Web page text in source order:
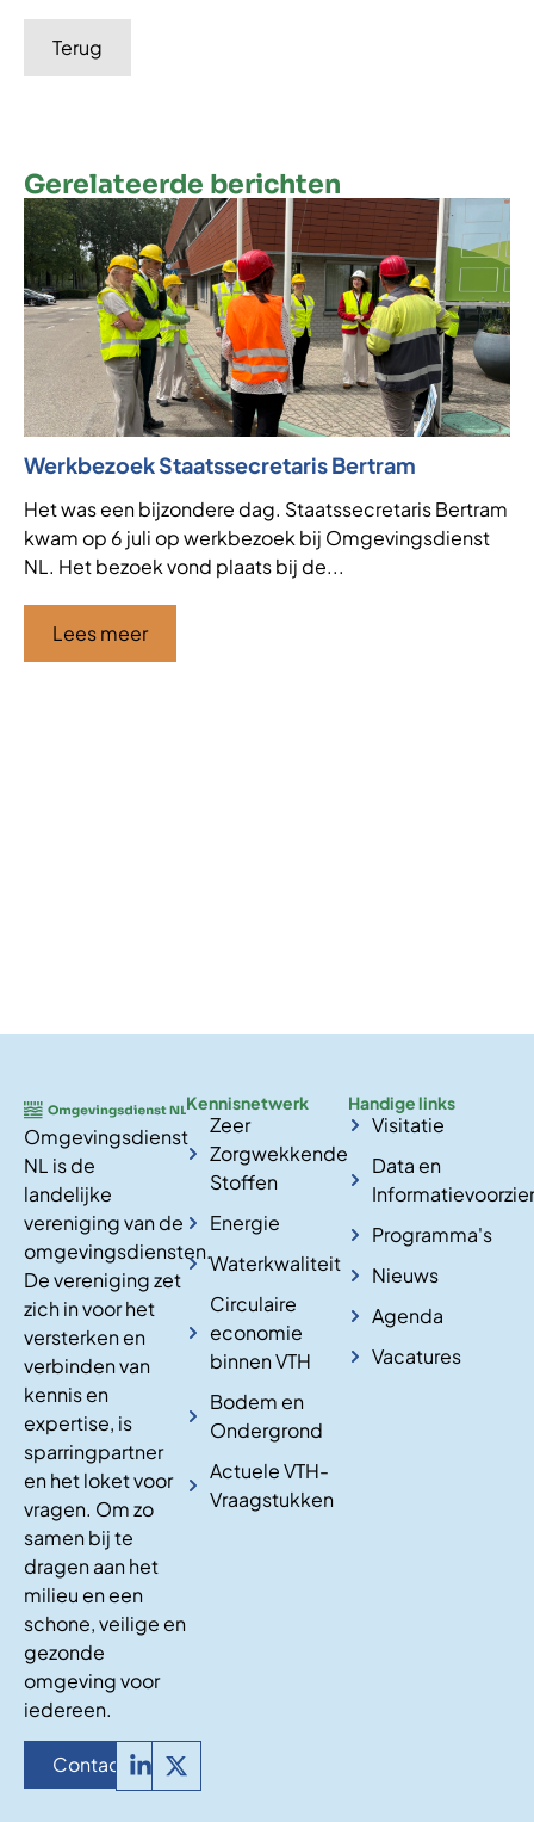
Terug
Gerelateerde berichten
Werkbezoek Staatssecretaris Bertram
Het was een bijzondere dag. Staatssecretaris Bertram
kwam op 6 juli op werkbezoek bij Omgevingsdienst
NL. Het bezoek vond plaats bij de...
Lees meer
Omgevingsdienst
NL is de
landelijke
vereniging van de
omgevingsdiensten.
De vereniging zet
zich in voor het
versterken en
verbinden van
kennis en
expertise, is
sparringpartner
en het loket voor
vragen. Om zo
samen bij te
dragen aan het
milieu en een
schone, veilige en
gezonde
omgeving voor
iedereen.
Contact
Kennisnetwerk
Zeer
Zorgwekkende
Stoffen
Energie
Waterkwaliteit
Circulaire
economie
binnen VTH
Bodem en
Ondergrond
Actuele VTH-
Vraagstukken
Handige links
Visitatie
Data en
Programma's
Nieuws
Agenda
Vacatures